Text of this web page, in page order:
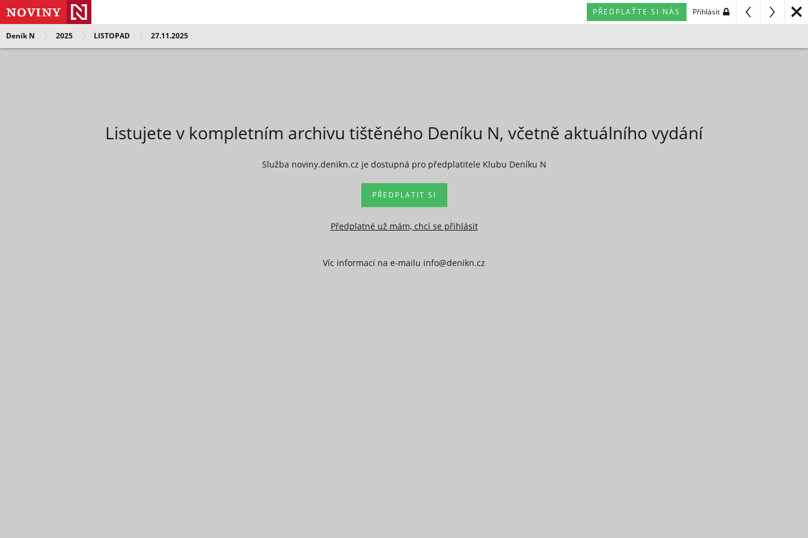
PŘEDPLAŤTE SI NÁS Přihlásit
Deník N 2025 LISTOPAD 27.11.2025
Listujete v kompletním archivu tištěného Deníku N, včetně aktuálního vydání
Služba noviny.denikn.cz je dostupná pro předplatitele Klubu Deníku N
PŘEDPLATIT SI
Předplatné už mám, chci se přihlásit
Víc informací na e-mailu info@denikn.cz